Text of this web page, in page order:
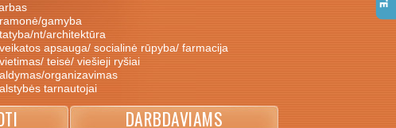
gamyba
nt/architektūra
apsauga/ socialinė rūpyba/ farmacija
teisė/ viešieji ryšiai
organizavimas
tarnautojai
DARBDAVIAMS